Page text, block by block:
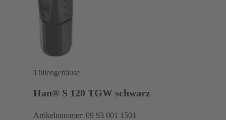
Tüllengehäuse
Han® S 120 TGW schwarz
Artikelnummer: 09 93 001 1501